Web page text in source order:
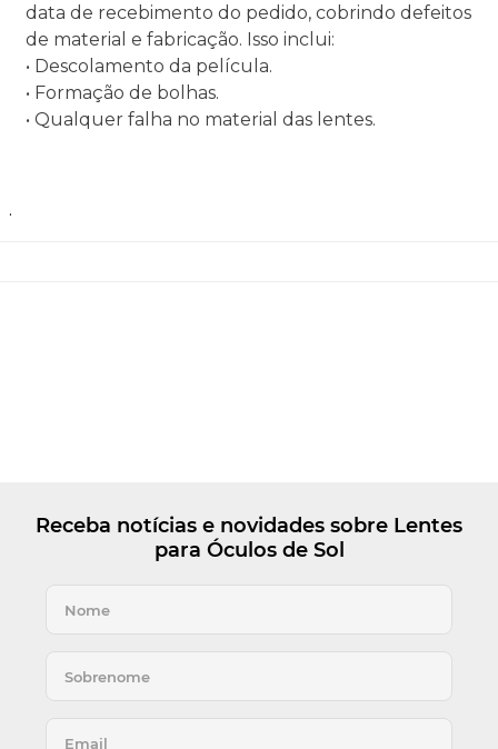
data de recebimento do pedido, cobrindo defeitos
de material e fabricação. Isso inclui:
• Descolamento da película.
• Formação de bolhas.
• Qualquer falha no material das lentes.
.
Receba notícias e novidades sobre Lentes
para Óculos de Sol